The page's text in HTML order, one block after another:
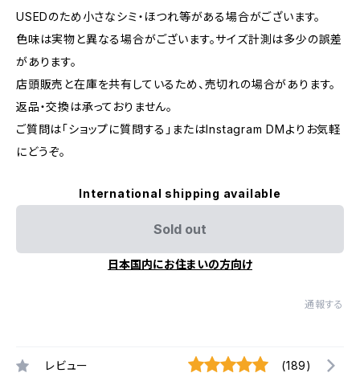
USEDのため小さなシミ・ほつれ等がある場合がございます。
色味は実物と異なる場合がございます。サイズ計測は多少の誤差
があります。
店頭販売と在庫を共有しているため、売切れの場合があります。
返品・交換は承っておりません。
ご質問は「ショップに質問する」またはInstagram DMよりお気軽
にどうぞ。
International shipping available
Sold out
日本国内にお住まいの方向け
通報する
レビュー (189)